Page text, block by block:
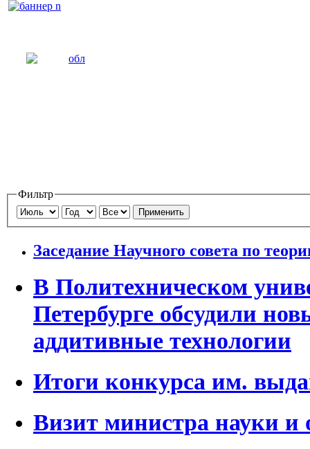
Фильтр
Применить
Заседание Научного совета по
В Политехническом
Петербурге обсудили
аддитивные технологии
Итоги конкурса им.
Визит министра науки и